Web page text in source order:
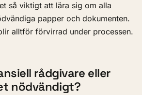
så viktigt att lära sig om alla
papper och dokumenten.
alltför förvirrad under processen.
rådgivare eller
nödvändigt?